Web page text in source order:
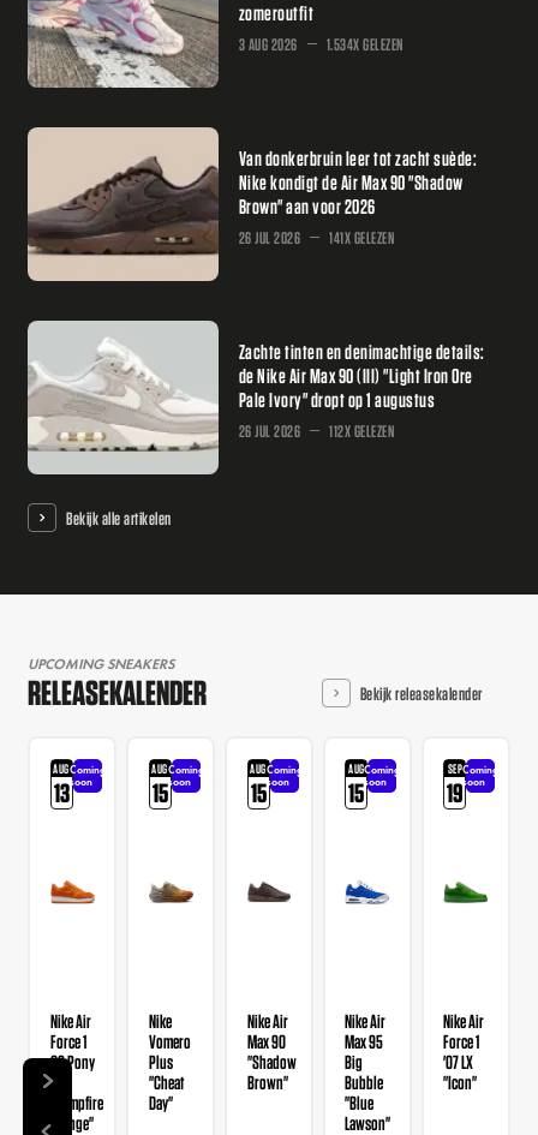
zomeroutfit
3 AUG 2026 1.534X GELEZEN
Van donkerbruin leer tot zacht suède:
Nike kondigt de Air Max 90 "Shadow
Brown" aan voor 2026
26 JUL 2026 141X GELEZEN
Zachte tinten en denimachtige details:
de Nike Air Max 90 (III) "Light Iron Ore
Pale Ivory" dropt op 1 augustus
26 JUL 2026 112X GELEZEN
Bekijk alle artikelen
UPCOMING SNEAKERS
RELEASEKALENDER Bekijk releasekalender
AUG
13
Coming
soon
Nike Air
Force 1
QS Pony
Hair
"Campfire
Orange"
AUG
15
Coming
soon
Nike
Vomero
Plus
"Cheat
Day"
AUG
15
Coming
soon
Nike Air
Max 90
"Shadow
Brown"
AUG
15
Coming
soon
Nike Air
Max 95
Big
Bubble
"Blue
Lawson"
SEP
19
Coming
soon
Nike Air
Force 1
'07 LX
"Icon"